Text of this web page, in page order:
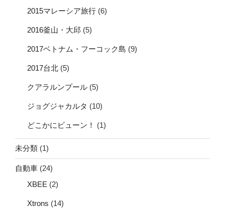
2015マレーシア旅行 (6)
2016釜山・大邱 (5)
2017ベトナム・フーコック島 (9)
2017台北 (5)
クアラルンプール (5)
ジョグジャカルタ (10)
どこかにビューン！ (1)
未分類 (1)
自動車 (24)
XBEE (2)
Xtrons (14)